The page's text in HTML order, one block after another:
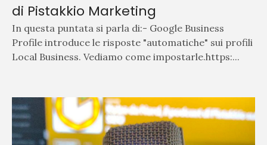
di Pistakkio Marketing
In questa puntata si parla di:- Google Business
Profile introduce le risposte "automatiche" sui profili
Local Business. Vediamo come impostarle.https:...